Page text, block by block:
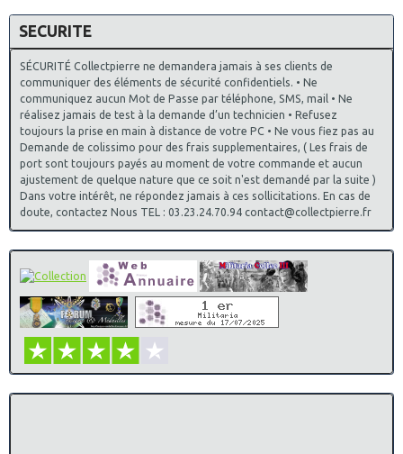
SECURITE
SÉCURITÉ Collectpierre ne demandera jamais à ses clients de
communiquer des éléments de sécurité confidentiels. • Ne
communiquez aucun Mot de Passe par téléphone, SMS, mail • Ne
réalisez jamais de test à la demande d’un technicien • Refusez
toujours la prise en main à distance de votre PC • Ne vous fiez pas au
Demande de colissimo pour des frais supplementaires, ( Les frais de
port sont toujours payés au moment de votre commande et aucun
ajustement de quelque nature que ce soit n'est demandé par la suite )
Dans votre intérêt, ne répondez jamais à ces sollicitations. En cas de
doute, contactez Nous TEL : 03.23.24.70.94 contact@collectpierre.fr